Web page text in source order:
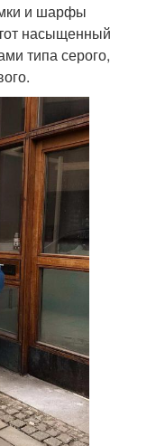
и шарфы
насыщенный
типа серого,